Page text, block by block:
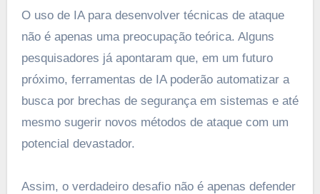
O uso de IA para desenvolver técnicas de ataque
não é apenas uma preocupação teórica. Alguns
pesquisadores já apontaram que, em um futuro
próximo, ferramentas de IA poderão automatizar a
busca por brechas de segurança em sistemas e até
mesmo sugerir novos métodos de ataque com um
potencial devastador.
Assim, o verdadeiro desafio não é apenas defender